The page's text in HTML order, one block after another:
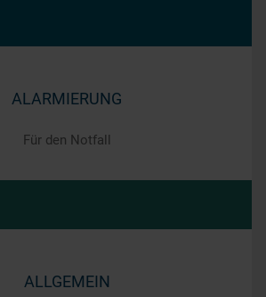
ALARMIERUNG
Für den Notfall
ALLGEMEIN